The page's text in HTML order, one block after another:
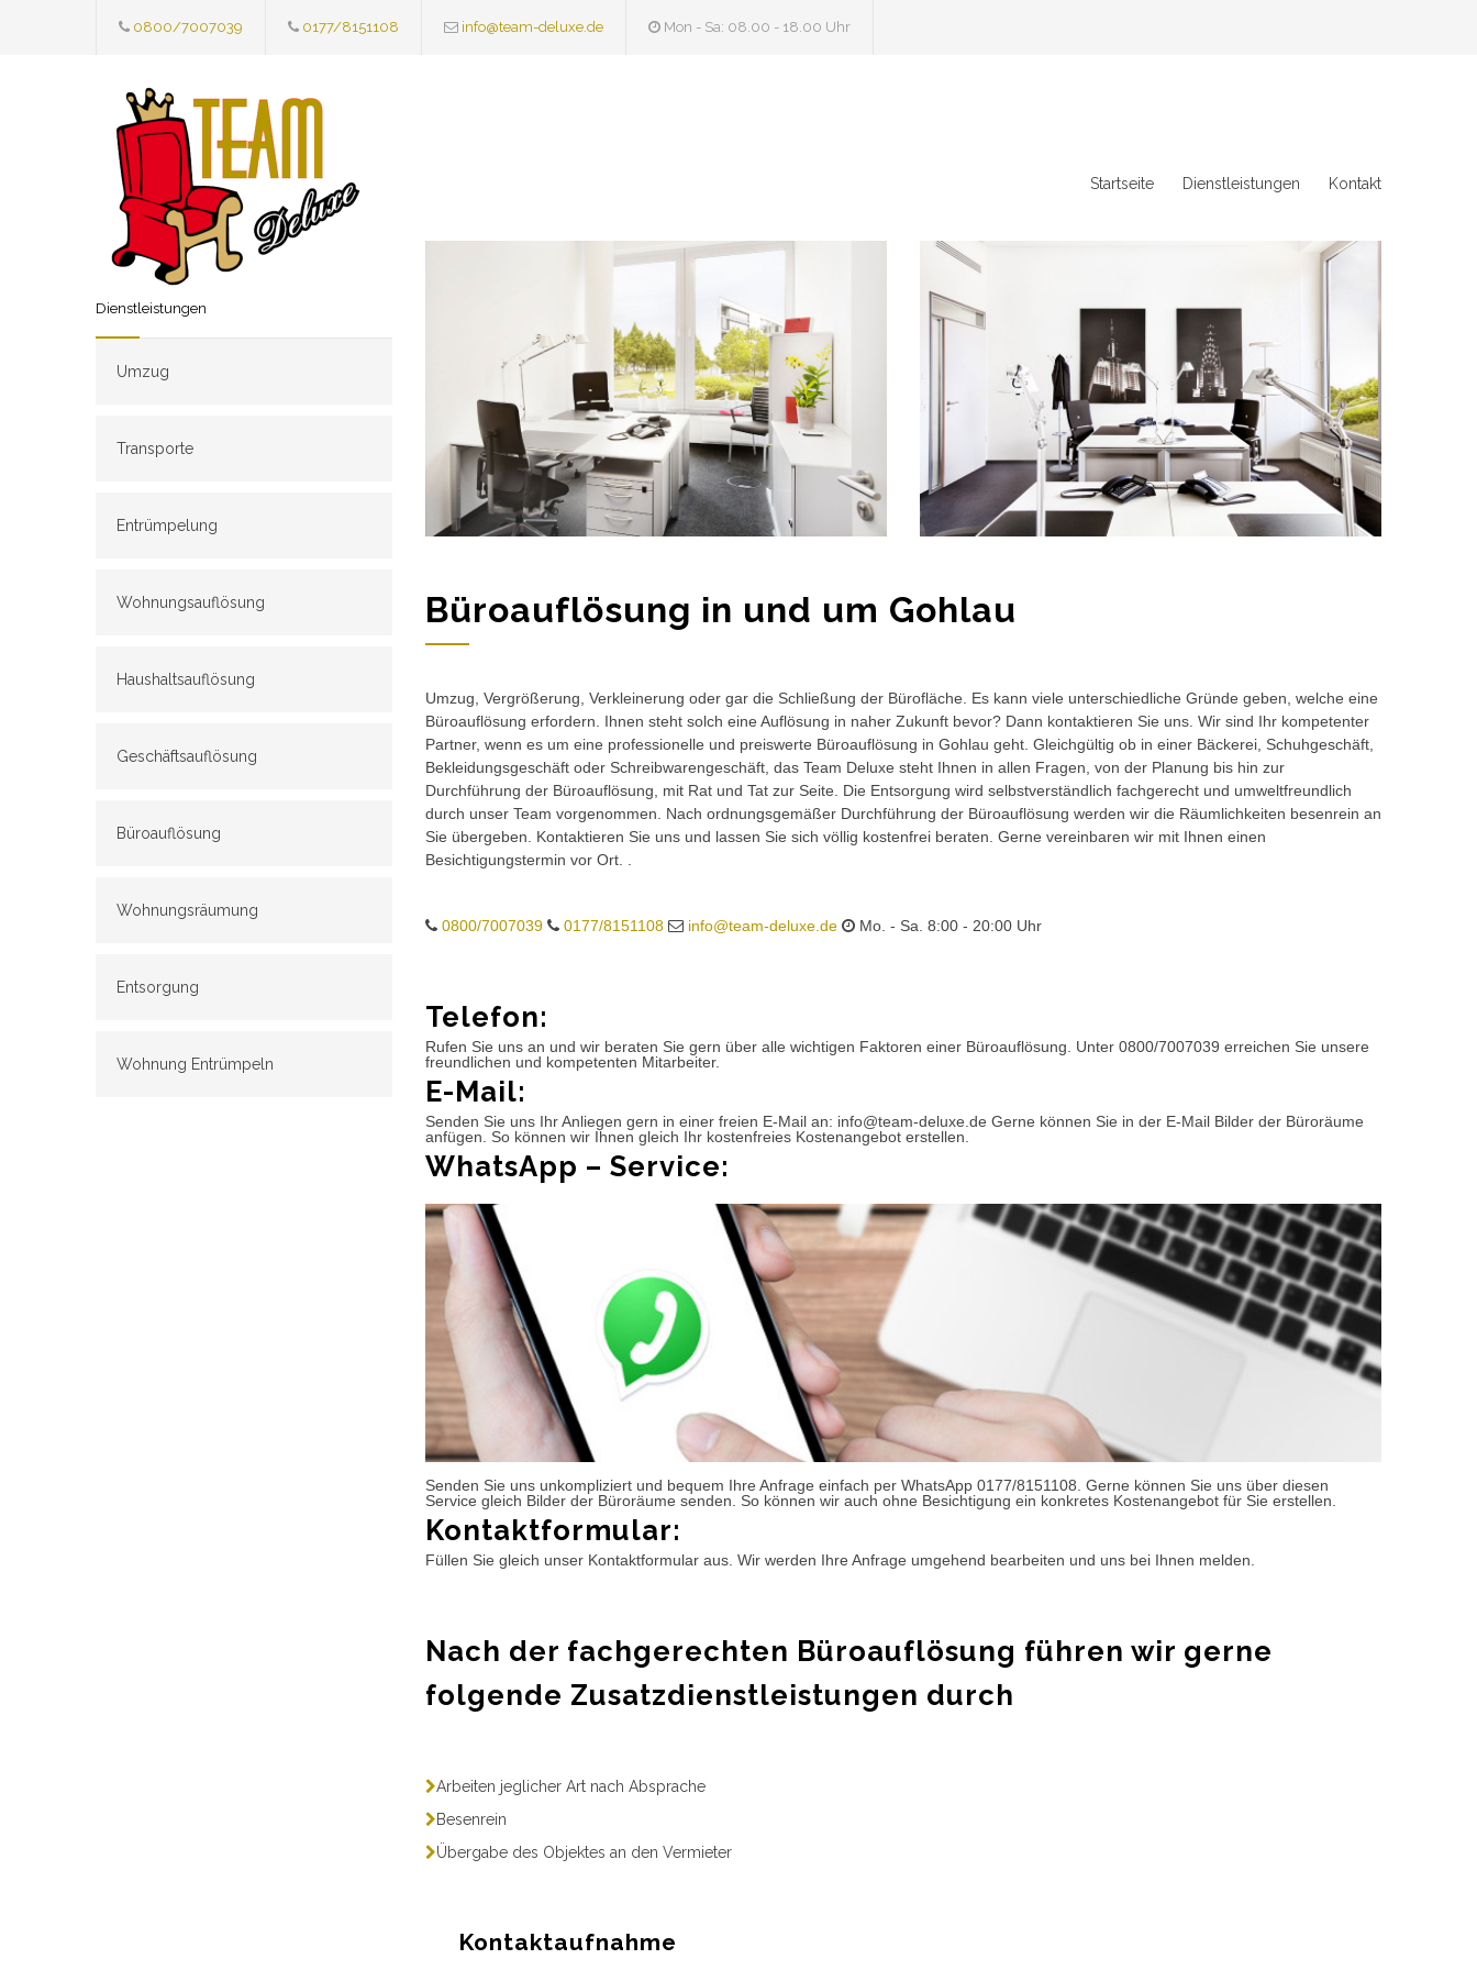
0800/7007039 0177/8151108 info@team-deluxe.de Mon - Sa: 08.00 - 18.00 Uhr
Startseite Dienstleistungen Kontakt
Dienstleistungen
Umzug
Transporte
Entrümpelung
Wohnungsauflösung
Haushaltsauflösung
Geschäftsauflösung
Büroauflösung
Wohnungsräumung
Entsorgung
Wohnung Entrümpeln
Büroauflösung in und um Gohlau
Umzug, Vergrößerung, Verkleinerung oder gar die Schließung der Bürofläche. Es kann viele unterschiedliche Gründe geben, welche eine
Büroauflösung erfordern. Ihnen steht solch eine Auflösung in naher Zukunft bevor? Dann kontaktieren Sie uns. Wir sind Ihr kompetenter
Partner, wenn es um eine professionelle und preiswerte Büroauflösung in Gohlau geht. Gleichgültig ob in einer Bäckerei, Schuhgeschäft,
Bekleidungsgeschäft oder Schreibwarengeschäft, das Team Deluxe steht Ihnen in allen Fragen, von der Planung bis hin zur
Durchführung der Büroauflösung, mit Rat und Tat zur Seite. Die Entsorgung wird selbstverständlich fachgerecht und umweltfreundlich
durch unser Team vorgenommen. Nach ordnungsgemäßer Durchführung der Büroauflösung werden wir die Räumlichkeiten besenrein an
Sie übergeben. Kontaktieren Sie uns und lassen Sie sich völlig kostenfrei beraten. Gerne vereinbaren wir mit Ihnen einen
Besichtigungstermin vor Ort. .
0800/7007039 0177/8151108 info@team-deluxe.de Mo. - Sa. 8:00 - 20:00 Uhr
Telefon:
Rufen Sie uns an und wir beraten Sie gern über alle wichtigen Faktoren einer Büroauflösung. Unter 0800/7007039 erreichen Sie unsere
freundlichen und kompetenten Mitarbeiter.
E-Mail:
Senden Sie uns Ihr Anliegen gern in einer freien E-Mail an: info@team-deluxe.de Gerne können Sie in der E-Mail Bilder der Büroräume
anfügen. So können wir Ihnen gleich Ihr kostenfreies Kostenangebot erstellen.
WhatsApp – Service:
Senden Sie uns unkompliziert und bequem Ihre Anfrage einfach per WhatsApp 0177/8151108. Gerne können Sie uns über diesen
Service gleich Bilder der Büroräume senden. So können wir auch ohne Besichtigung ein konkretes Kostenangebot für Sie erstellen.
Kontaktformular:
Füllen Sie gleich unser Kontaktformular aus. Wir werden Ihre Anfrage umgehend bearbeiten und uns bei Ihnen melden.
Nach der fachgerechten Büroauflösung führen wir gerne
folgende Zusatzdienstleistungen durch
Arbeiten jeglicher Art nach Absprache
Besenrein
Übergabe des Objektes an den Vermieter
Kontaktaufnahme